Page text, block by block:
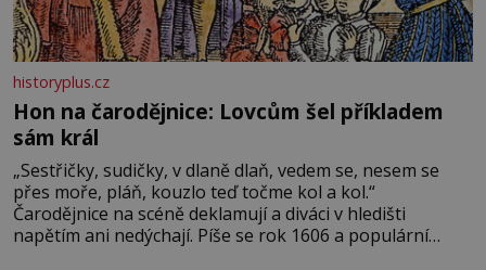
historyplus.cz
Hon na čarodějnice: Lovcům šel příkladem
sám král
„Sestřičky, sudičky, v dlaně dlaň, vedem se, nesem se
přes moře, pláň, kouzlo teď točme kol a kol.“
Čarodějnice na scéně deklamují a diváci v hledišti
napětím ani nedýchají. Píše se rok 1606 a populární